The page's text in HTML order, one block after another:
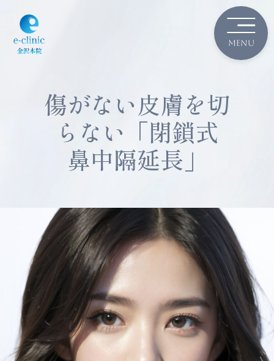
傷がない皮膚を切
らない「閉鎖式
鼻中隔延長」